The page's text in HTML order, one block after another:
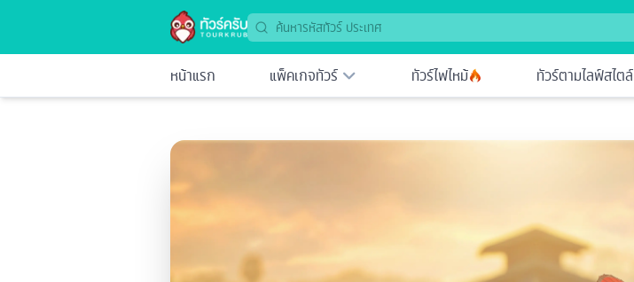
หน้าแรก แพ็คเกจทัวร์ ทัวร์ไฟไหม้ ทัวร์ตามไลฟ์สไตล์